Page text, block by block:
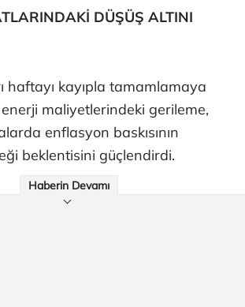
DÜŞÜŞ ALTINI
haftayı kayıpla tamamlamaya
enerji maliyetlerindeki gerileme,
enflasyon baskısının
beklentisini güçlendirdi.
Haberin Devamı